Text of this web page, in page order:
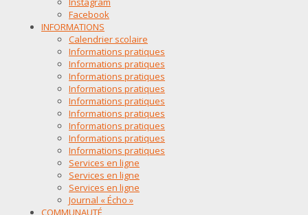
Facebook
INFORMATIONS
Calendrier scolaire
Informations pratiques
Informations pratiques
Informations pratiques
Informations pratiques
Informations pratiques
Informations pratiques
Informations pratiques
Informations pratiques
Informations pratiques
Services en ligne
Services en ligne
Services en ligne
Journal « Écho »
COMMUNAUTÉ